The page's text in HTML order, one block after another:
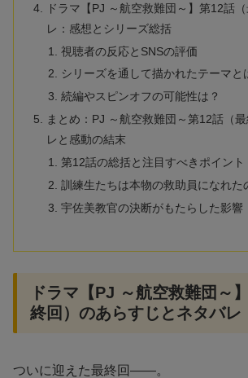
ドラマ【PJ ～航空救難団～】第12話
レ：感想とシリーズ総括
視聴者の反応とSNSの評価
シリーズを通して描かれたテーマと
続編やスピンオフの可能性は？
まとめ：PJ ～航空救難団～第12話（
レと感動の結末
第12話の総括と注目すべきポイント
訓練生たちは本物の救助員になれた
宇佐美教官の決断がもたらした影響
ドラマ【PJ ～航空救難団～
終回）のあらすじとネタバレ
ついに迎えた最終回――。